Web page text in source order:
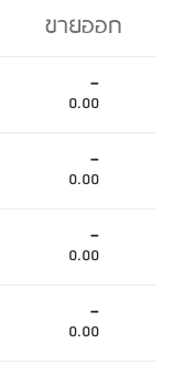
ขายออก
-
0.00
-
0.00
-
0.00
-
0.00